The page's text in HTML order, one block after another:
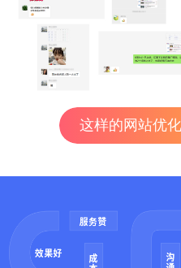
这样的网站优